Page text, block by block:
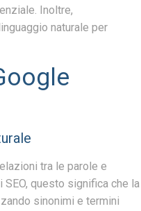
Inoltre,
naturale per
tra le parole e
questo significa che la
sinonimi e termini